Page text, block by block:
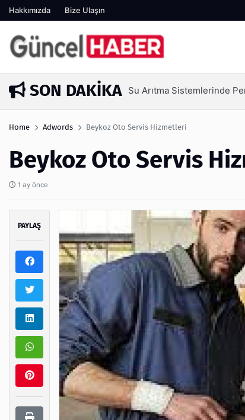
Hakkımızda Bize Ulaşın
SON DAKIKA
1 hafta önce Ambalaj Süreçlerinde Yeni
Home Adwords Beykoz Oto Servis Hizmetleri
Beykoz Oto Servis
1 ay önce
PAYLAŞ